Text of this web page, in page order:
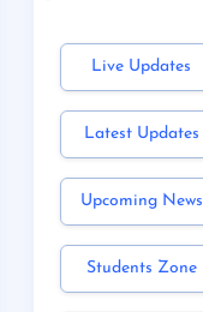
Live Updates
Latest Updates
Upcoming News
Students Zone